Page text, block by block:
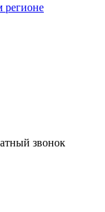
регионе
звонок